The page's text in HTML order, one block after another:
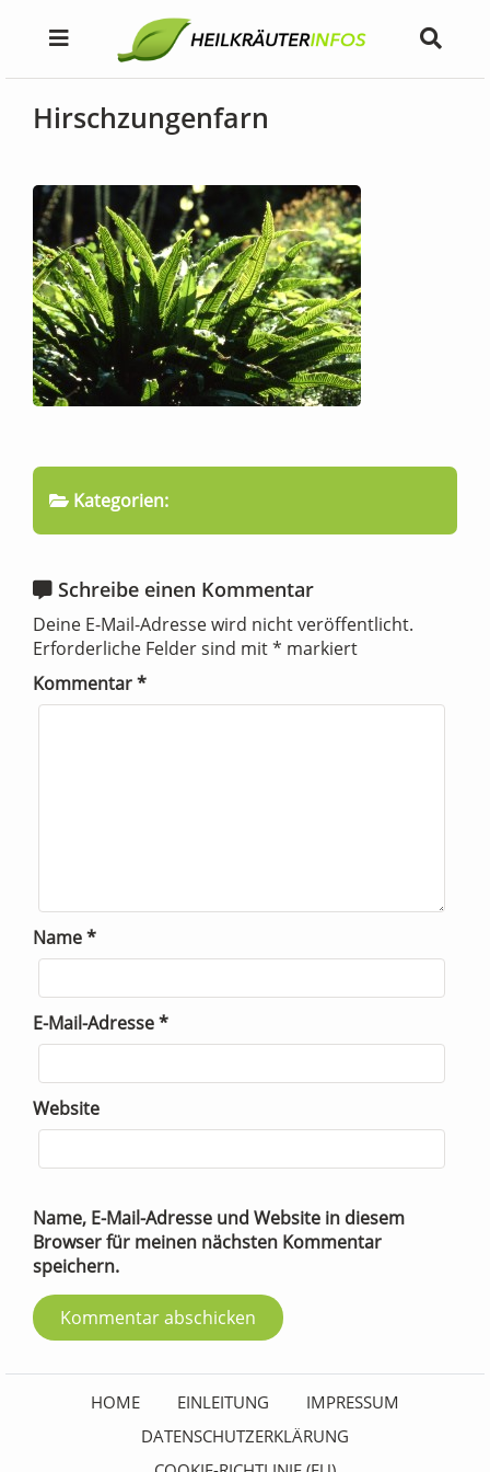
Hirschzungenfarn
Kategorien:
Schreibe einen Kommentar
Deine E-Mail-Adresse wird nicht veröffentlicht.
Erforderliche Felder sind mit* markiert
Kommentar*
Name*
E-Mail-Adresse*
Website
Name, E-Mail-Adresse und Website in diesem
Browser für meinen nächsten Kommentar
speichern.
HOME EINLEITUNG
IMPRESSUM
DATENSCHUTZERKLÄRUNG